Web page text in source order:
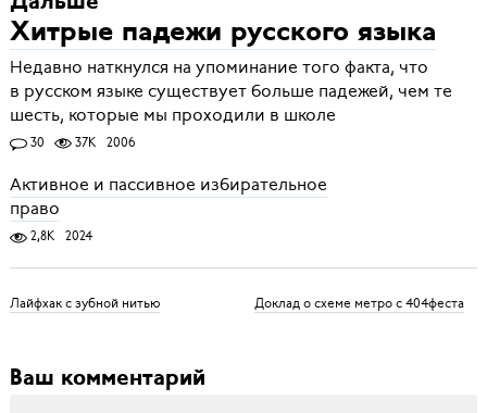
Хитрые падежи русского языка
Недавно наткнулся на упоминание того факта, что
в русском языке существует больше падежей, чем те
шесть, которые мы проходили в школе
30 37K 2006
Активное и пассивное избирательное
право
2,8K 2024
Лайфхак с зубной нитью Доклад о схеме метро с 404феста
Ваш комментарий